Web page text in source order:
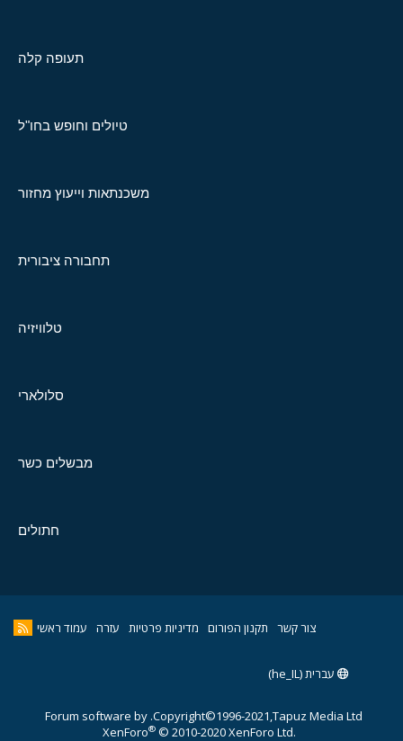
תעופה קלה
טיולים וחופש בחו"ל
משכנתאות וייעוץ מחזור
תחבורה ציבורית
טלוויזיה
סלולארי
מבשלים כשר
חתולים
צור קשר תקנון הפורום מדיניות פרטיות עזרה עמוד ראשי
עברית (he_IL)
Copyright©1996-2021,Tapuz Media Ltd.
Forum software by
XenForo® © 2010-2020 XenForo Ltd.